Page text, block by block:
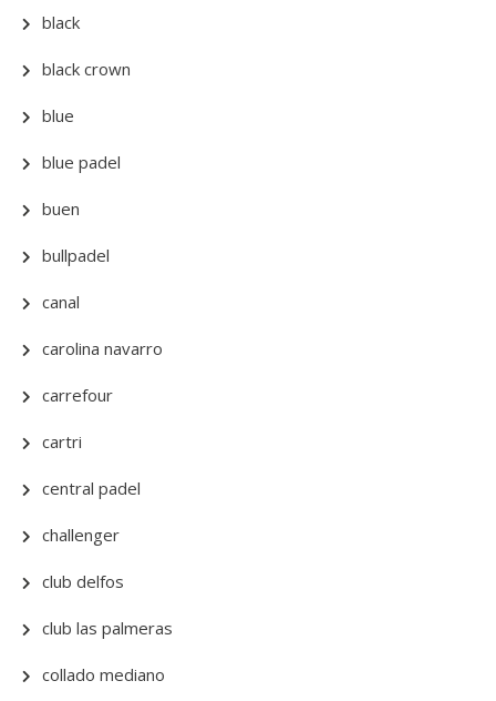
black
black crown
blue
blue padel
buen
bullpadel
canal
carolina navarro
carrefour
cartri
central padel
challenger
club delfos
club las palmeras
collado mediano